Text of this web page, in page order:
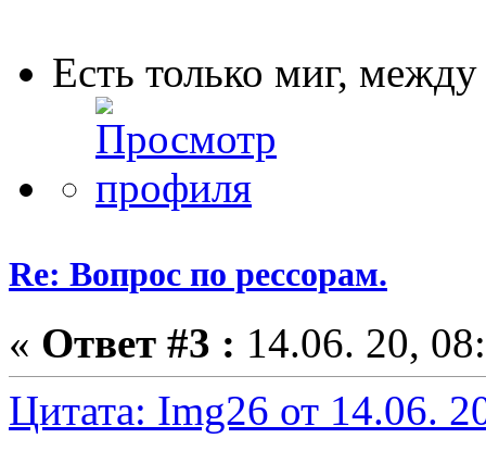
Есть только миг,
Re: Вопрос по рессорам.
« Ответ #3 : 14.06. 20,
Цитата: Img26 от 14.06.